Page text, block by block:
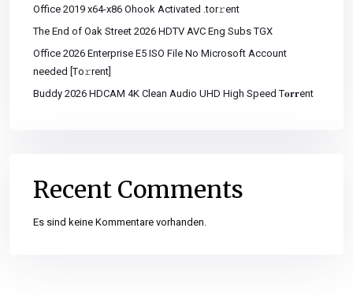
Office 2019 x64-x86 Ohook Activated .tor𝚛ent
The End of Oak Street 2026 HDTV AVC Eng Subs TGX
Office 2026 Enterprise E5 ISO File No Microsoft Account
needed [Тo𝚛rent]
Buddy 2026 HDCAM 4K Clean Audio UHD High Speed T𝐨𝐫𝐫ent
Recent Comments
Es sind keine Kommentare vorhanden.